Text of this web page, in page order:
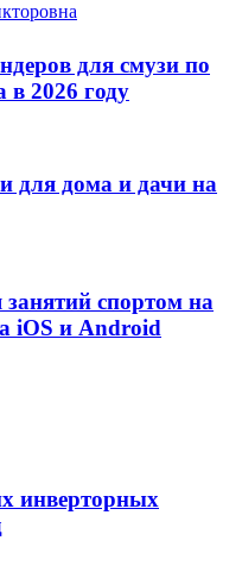
для смузи по
в 2026 году
для дома и дачи на
спортом на
iOS и Android
инверторных